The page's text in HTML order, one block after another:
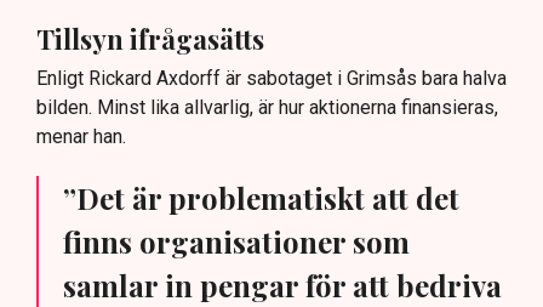
Tillsyn ifrågasätts
Enligt Rickard Axdorff är sabotaget i Grimsås bara halva
bilden. Minst lika allvarlig, är hur aktionerna finansieras,
menar han.
”Det är problematiskt att det
finns organisationer som
samlar in pengar för att bedriva